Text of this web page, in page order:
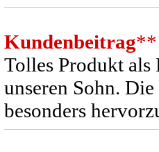
Kundenbeitrag**
Tolles Produkt
unseren Sohn.
besonders